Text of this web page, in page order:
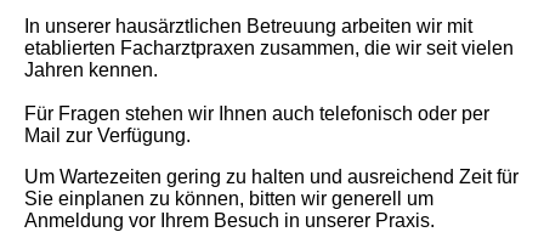
In unserer hausärztlichen Betreuung arbeiten wir mit
etablierten Facharztpraxen zusammen, die wir seit vielen
Jahren kennen.
Für Fragen stehen wir Ihnen auch telefonisch oder per
Mail zur Verfügung.
Um Wartezeiten gering zu halten und ausreichend Zeit für
Sie einplanen zu können, bitten wir generell um
Anmeldung vor Ihrem Besuch in unserer Praxis.